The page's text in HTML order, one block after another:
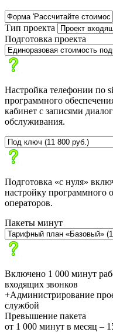
Тип проекта
Подготовка проекта
Настройка телефонии по
программного
кабинет с записями
обслуживания.
Подготовка «с нуля»
настройку программного
операторов.
Пакеты минут
Включено 1 000 минут
входящих звонков
+Администрирование
службой
Превышение пакета
от 1 000 минут в месяц –